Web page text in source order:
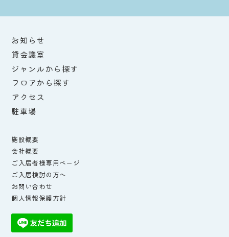
お知らせ
貸会議室
ジャンルから探す
フロアから探す
アクセス
駐車場
施設概要
会社概要
ご入居者様専用ページ
ご入居検討の方へ
お問い合わせ
個人情報保護方針